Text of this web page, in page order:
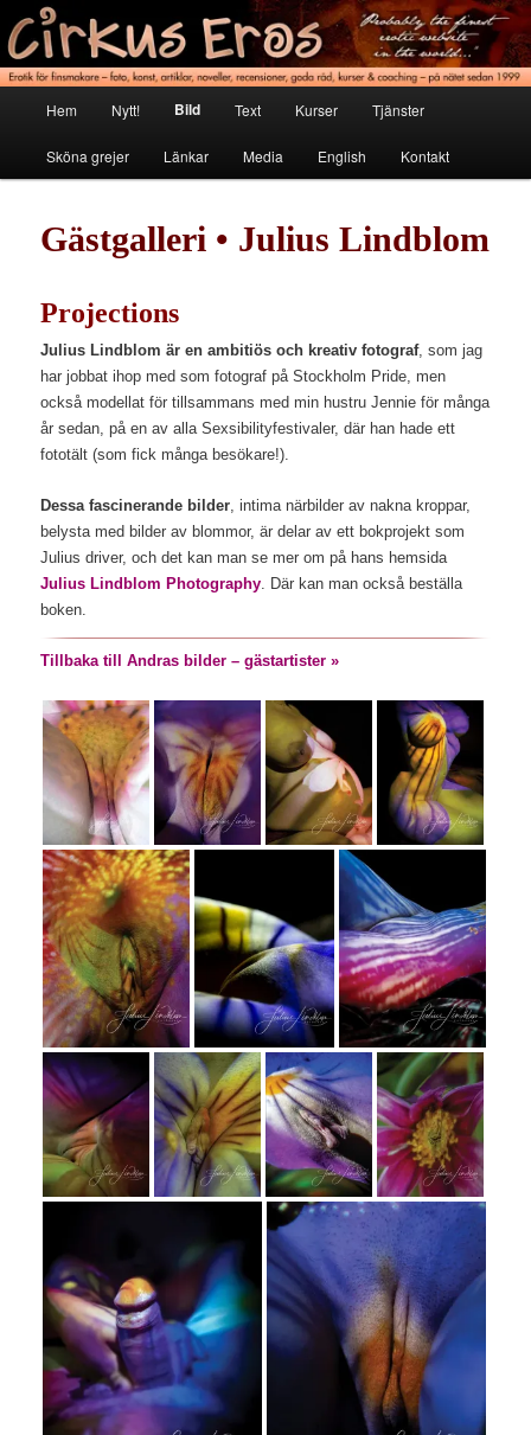
Hoppa
till
primärt
innehållCirkus Eros
Erotik för finsmakare
Hem Nytt! Bild Text Kurser Tjänster
Sköna grejer Länkar Media English Kontakt
Gästgalleri • Julius Lindblom
Projections
Julius Lindblom är en ambitiös och kreativ fotograf, som jag
har jobbat ihop med som fotograf på Stockholm Pride, men
också modellat för tillsammans med min hustru Jennie för många
år sedan, på en av alla Sexsibilityfestivaler, där han hade ett
fototält (som fick många besökare!).
Dessa fascinerande bilder , intima närbilder av nakna kroppar,
belysta med bilder av blommor, är delar av ett bokprojekt som
Julius driver, och det kan man se mer om på hans hemsida
Julius Lindblom Photography . Där kan man också beställa
boken.
Tillbaka till Andras bilder – gästartister »